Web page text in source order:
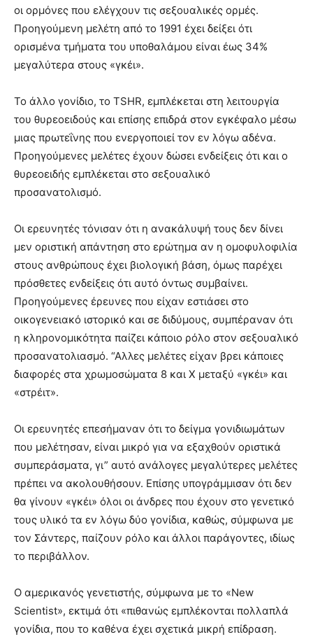
οι ορμόνες που ελέγχουν τις σεξουαλικές ορμές.
Προηγούμενη μελέτη από το 1991 έχει δείξει ότι
ορισμένα τμήματα του υποθαλάμου είναι έως 34%
μεγαλύτερα στους «γκέι».
Το άλλο γονίδιο, το TSHR, εμπλέκεται στη λειτουργία
του θυρεοειδούς και επίσης επιδρά στον εγκέφαλο μέσω
μιας πρωτεΐνης που ενεργοποιεί τον εν λόγω αδένα.
Προηγούμενες μελέτες έχουν δώσει ενδείξεις ότι και ο
θυρεοειδής εμπλέκεται στο σεξουαλικό
προσανατολισμό.
Οι ερευνητές τόνισαν ότι η ανακάλυψή τους δεν δίνει
μεν οριστική απάντηση στο ερώτημα αν η ομοφυλοφιλία
στους ανθρώπους έχει βιολογική βάση, όμως παρέχει
πρόσθετες ενδείξεις ότι αυτό όντως συμβαίνει.
Προηγούμενες έρευνες που είχαν εστιάσει στο
οικογενειακό ιστορικό και σε διδύμους, συμπέραναν ότι
η κληρονομικότητα παίζει κάποιο ρόλο στον σεξουαλικό
προσανατολιασμό. “Αλλες μελέτες είχαν βρει κάποιες
διαφορές στα χρωμοσώματα 8 και Χ μεταξύ «γκέι» και
«στρέιτ».
Οι ερευνητές επεσήμαναν ότι το δείγμα γονιδιωμάτων
που μελέτησαν, είναι μικρό για να εξαχθούν οριστικά
συμπεράσματα, γι” αυτό ανάλογες μεγαλύτερες μελέτες
πρέπει να ακολουθήσουν. Επίσης υπογράμμισαν ότι δεν
θα γίνουν «γκέι» όλοι οι άνδρες που έχουν στο γενετικό
τους υλικό τα εν λόγω δύο γονίδια, καθώς, σύμφωνα με
τον Σάντερς, παίζουν ρόλο και άλλοι παράγοντες, ιδίως
το περιβάλλον.
Ο αμερικανός γενετιστής, σύμφωνα με το «New
Scientist», εκτιμά ότι «πιθανώς εμπλέκονται πολλαπλά
γονίδια, που το καθένα έχει σχετικά μικρή επίδραση.